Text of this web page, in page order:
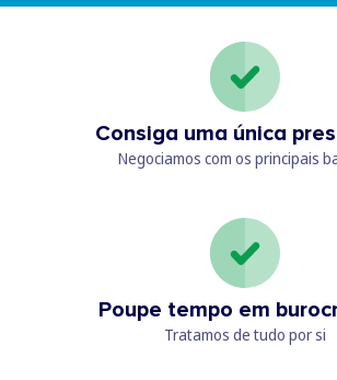
Consiga uma única
Negociamos com os principais
Poupe tempo em
Tratamos de tudo por si